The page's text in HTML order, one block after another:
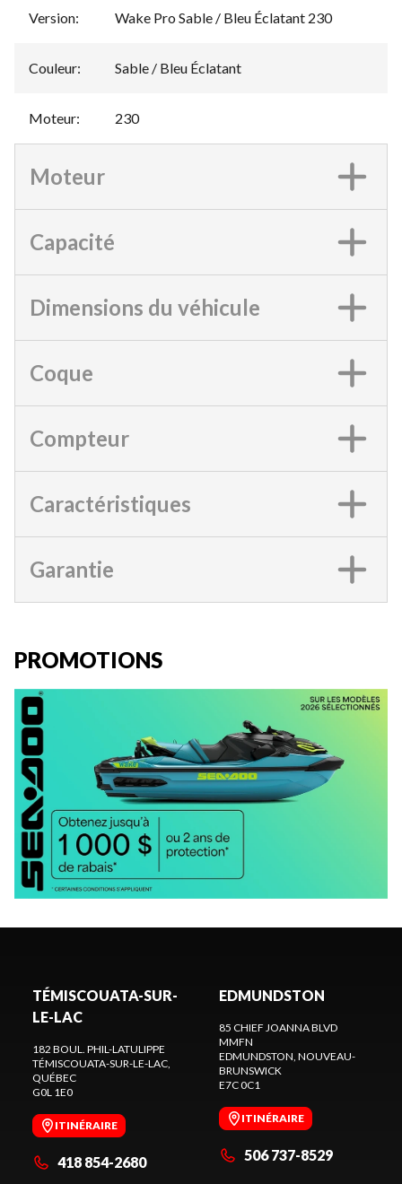
Version: Wake Pro Sable / Bleu Éclatant 230
Couleur: Sable / Bleu Éclatant
Moteur: 230
Moteur
Capacité
Dimensions du véhicule
Coque
Compteur
Caractéristiques
Garantie
PROMOTIONS
TÉMISCOUATA-SUR-
LE-LAC
182 BOUL. PHIL-LATULIPPE
TÉMISCOUATA-SUR-LE-LAC
QUÉBEC
G0L 1E0
ITINÉRAIRE
418 854-2680
EDMUNDSTON
85 CHIEF JOANNA BLVD
MMFN
EDMUNDSTON , NOUVEAU-
BRUNSWICK
E7C 0C1
ITINÉRAIRE
506 737-8529